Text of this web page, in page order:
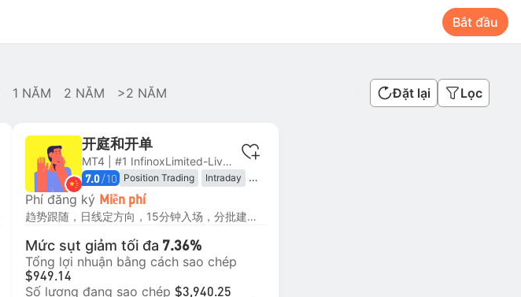
Bắt đầu
1 NĂM 2 NĂM >2 NĂM Đặt lại Lọc
开庭和开单
MT4 | #1 InfinoxLimited-Live06
7.0 /10 Position Trading
Intraday
Trend Following
Phí đăng ký Miễn phí
趋势跟随，日线定方向，15分钟入场，分批建仓，挂单入场
Mức sụt giảm tối đa 7.36%
Tổng lợi nhuận bằng cách sao chép
$949.14
Số lượng đang sao chép $3,940.25